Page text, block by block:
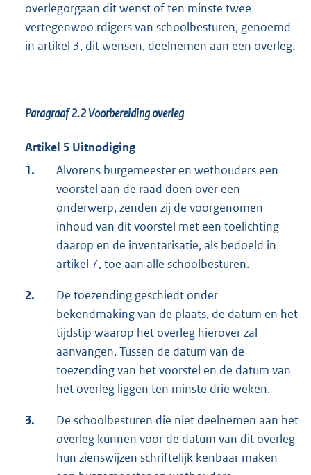
overlegorgaan dit wenst of ten minste twee
vertegenwoo rdigers van schoolbesturen, genoemd
in artikel 3, dit wensen, deelnemen aan een overleg.
Paragraaf 2.2Voorbereiding overleg
Artikel 5 Uitnodiging
1.
Alvorens burgemeester en wethouders een
voorstel aan de raad doen over een
onderwerp, zenden zij de voorgenomen
inhoud van dit voorstel met een toelichting
daarop en de inventarisatie, als bedoeld in
artikel 7, toe aan alle schoolbesturen.
2.
De toezending geschiedt onder
bekendmaking van de plaats, de datum en het
tijdstip waarop het overleg hierover zal
aanvangen. Tussen de datum van de
toezending van het voorstel en de datum van
het overleg liggen ten minste drie weken.
3.
De schoolbesturen die niet deelnemen aan het
overleg kunnen voor de datum van dit overleg
hun zienswijzen schriftelijk kenbaar maken